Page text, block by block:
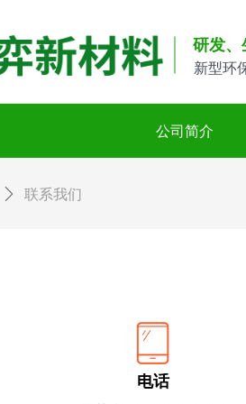
研发
新型环
公司简介
ꄲ 联系我们
电话